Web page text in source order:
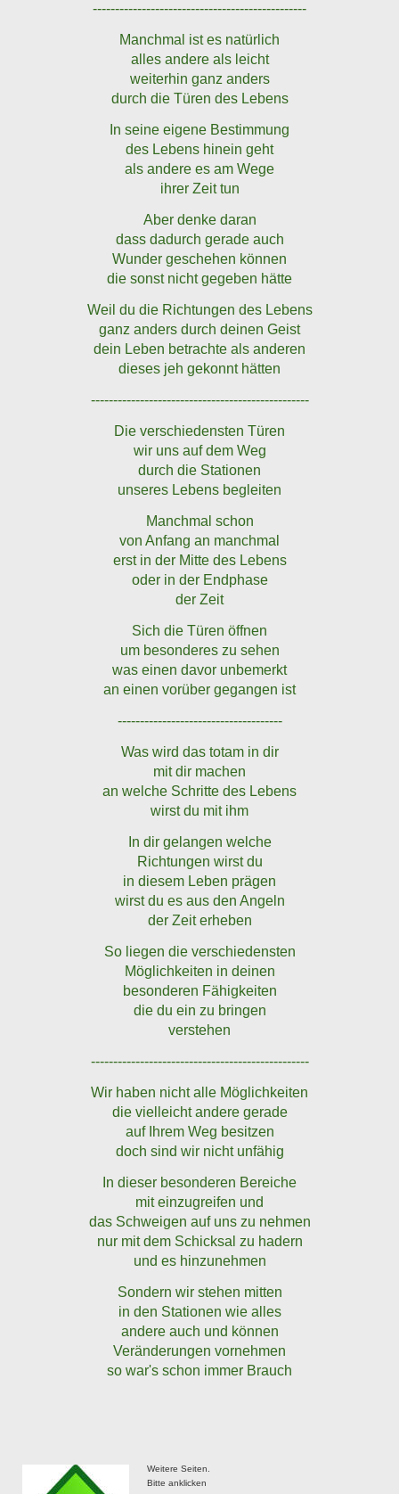
------------------------------------------------
Manchmal ist es natürlich
alles andere als leicht
weiterhin ganz anders
durch die Türen des Lebens
In seine eigene Bestimmung
des Lebens hinein geht
als andere es am Wege
ihrer Zeit tun
Aber denke daran
dass dadurch gerade auch
Wunder geschehen können
die sonst nicht gegeben hätte
Weil du die Richtungen des Lebens
ganz anders durch deinen Geist
dein Leben betrachte als anderen
dieses jeh gekonnt hätten
-------------------------------------------------
Die verschiedensten Türen
wir uns auf dem Weg
durch die Stationen
unseres Lebens begleiten
Manchmal schon
von Anfang an manchmal
erst in der Mitte des Lebens
oder in der Endphase
der Zeit
Sich die Türen öffnen
um besonderes zu sehen
was einen davor unbemerkt
an einen vorüber gegangen ist
-------------------------------------
Was wird das totam in dir
mit dir machen
an welche Schritte des Lebens
wirst du mit ihm
In dir gelangen welche
Richtungen wirst du
in diesem Leben prägen
wirst du es aus den Angeln
der Zeit erheben
So liegen die verschiedensten
Möglichkeiten in deinen
besonderen Fähigkeiten
die du ein zu bringen
verstehen
-------------------------------------------------
Wir haben nicht alle Möglichkeiten
die vielleicht andere gerade
auf Ihrem Weg besitzen
doch sind wir nicht unfähig
In dieser besonderen Bereiche
mit einzugreifen und
das Schweigen auf uns zu nehmen
nur mit dem Schicksal zu hadern
und es hinzunehmen
Sondern wir stehen mitten
in den Stationen wie alles
andere auch und können
Veränderungen vornehmen
so war's schon immer Brauch
Weitere Seiten.
Bitte anklicken